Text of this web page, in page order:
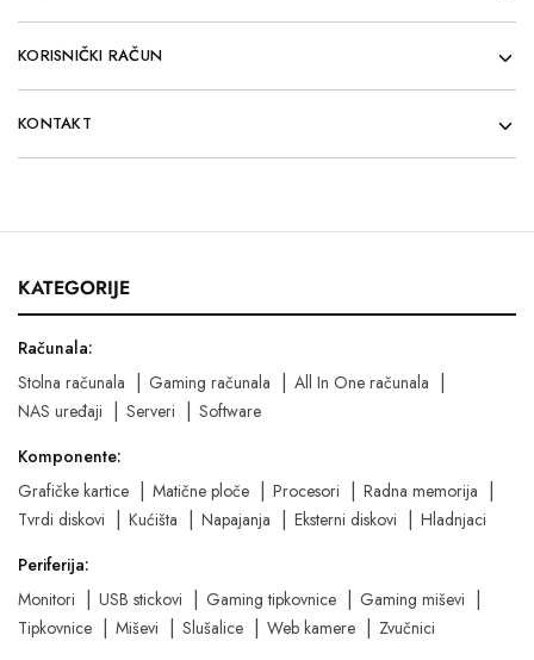
KORISNIČKI RAČUN
KONTAKT
KATEGORIJE
Računala:
Stolna računala
Gaming računala
All In One računala
NAS uređaji
Serveri
Software
Komponente:
Grafičke kartice
Matične ploče Procesori
Radna memorija
Tvrdi diskovi
Kućišta Napajanja Eksterni diskovi
Hladnjaci
Periferija:
Monitori
USB stickovi Gaming tipkovnice
Gaming miševi
Tipkovnice
Miševi Slušalice Web kamere Zvučnici